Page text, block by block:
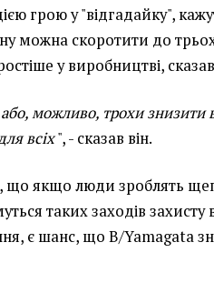
грою у "відгадайку",
можна скоротити до
у виробництві,
можливо, трохи знизити
всіх", - сказав він.
якщо люди зроблять
таких заходів захисту
є шанс, що B/Yamagata